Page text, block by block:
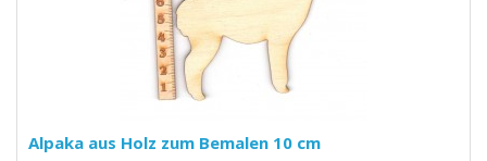
Alpaka aus Holz zum Bemalen 10 cm